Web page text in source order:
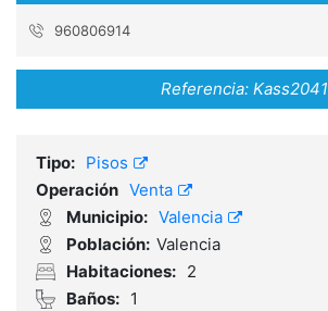
960806914
Referencia: Kass2041
Tipo: Pisos
Operación Venta
Municipio: Valencia
Población: Valencia
Habitaciones: 2
Baños: 1